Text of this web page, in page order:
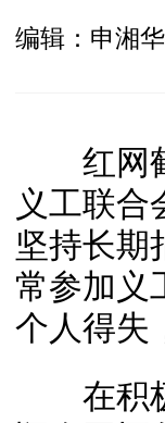
编辑：申湘华
红网鹤
义工联
坚持长期
常参加义
个人得失
在积极